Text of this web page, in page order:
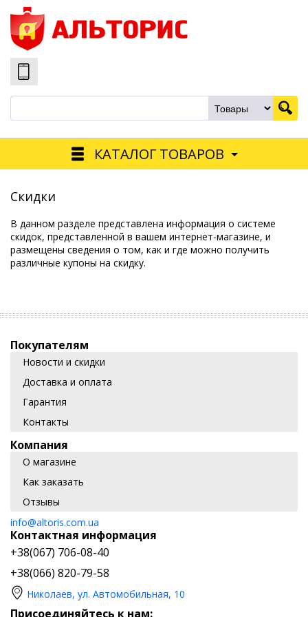
КАТАЛОГ ТОВАРОВ
Скидки
В данном разделе представлена информация о системе
скидок, представленной в вашем интернет-магазине, и
размещены сведения о том, как и где можно получить
различные купоны на скидку.
Покупателям
Новости и скидки
Доставка и оплата
Гарантия
Контакты
Компания
О магазине
Как заказать
Отзывы
info@altoris.com.ua
Контактная информация
+38(067) 706-08-40
+38(066) 820-79-58
Николаев, ул. Автомобильная, 10
Присоединяйтесь к нам: